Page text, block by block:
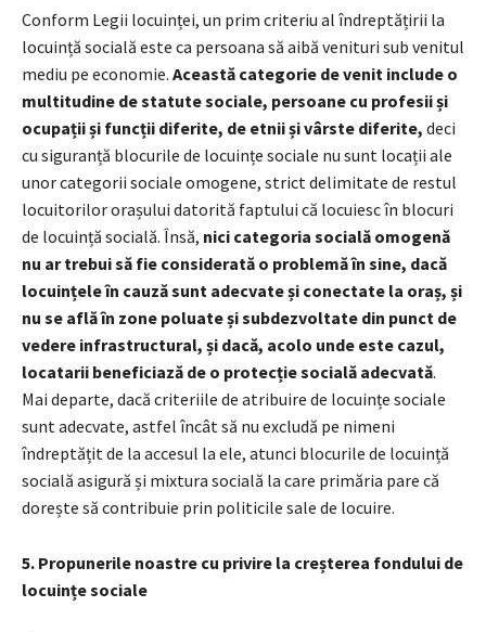
Conform Legii locuinței, un prim criteriu al îndreptățirii la
locuință socială este ca persoana să aibă venituri sub venitul
mediu pe economie. Această categorie de venit include o
multitudine de statute sociale, persoane cu profesii și
ocupații și funcții diferite, de etnii și vârste diferite, deci
cu siguranță blocurile de locuințe sociale nu sunt locații ale
unor categorii sociale omogene, strict delimitate de restul
locuitorilor orașului datorită faptului că locuiesc în blocuri
de locuință socială. Însă, nici categoria socială omogenă
nu ar trebui să fie considerată o problemă în sine, dacă
locuințele în cauză sunt adecvate și conectate la oraș, și
nu se află în zone poluate și subdezvoltate din punct de
vedere infrastructural, și dacă, acolo unde este cazul,
locatarii beneficiază de o protecție socială adecvată.
Mai departe, dacă criteriile de atribuire de locuințe sociale
sunt adecvate, astfel încât să nu excludă pe nimeni
îndreptățit de la accesul la ele, atunci blocurile de locuință
socială asigură și mixtura socială la care primăria pare că
dorește să contribuie prin politicile sale de locuire.
5. Propunerile noastre cu privire la creșterea fondului de
locuințe sociale